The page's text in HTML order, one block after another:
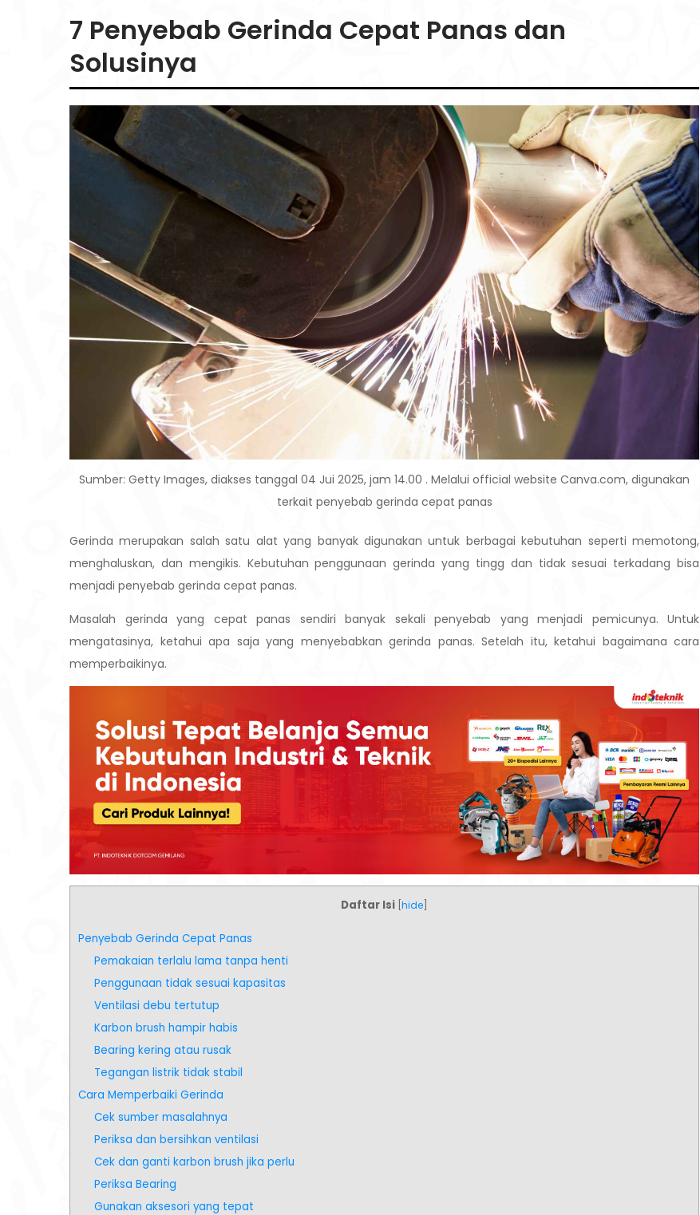
7 Penyebab Gerinda Cepat Panas dan
Solusinya
Sumber: Getty Images, diakses tanggal 04 Jui 2025, jam 14.00 . Melalui official website Canva.com, digunakan
terkait penyebab gerinda cepat panas
Gerinda merupakan salah satu alat yang banyak digunakan untuk berbagai kebutuhan seperti memotong,
menghaluskan, dan mengikis. Kebutuhan penggunaan gerinda yang tingg dan tidak sesuai terkadang bisa
menjadi penyebab gerinda cepat panas.
Masalah gerinda yang cepat panas sendiri banyak sekali penyebab yang menjadi pemicunya. Untuk
mengatasinya, ketahui apa saja yang menyebabkan gerinda panas. Setelah itu, ketahui bagaimana cara
memperbaikinya.
Daftar Isi hide
Penyebab Gerinda Cepat Panas
Pemakaian terlalu lama tanpa henti
Penggunaan tidak sesuai kapasitas
Ventilasi debu tertutup
Karbon brush hampir habis
Bearing kering atau rusak
Tegangan listrik tidak stabil
Cara Memperbaiki Gerinda
Cek sumber masalahnya
Periksa dan bersihkan ventilasi
Cek dan ganti karbon brush jika perlu
Periksa Bearing
Gunakan aksesori yang tepat